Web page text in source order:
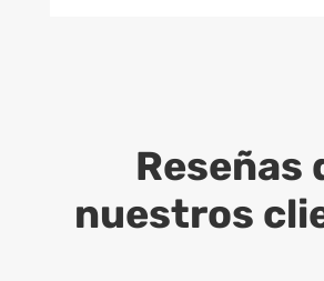
Reseñas
nuestros